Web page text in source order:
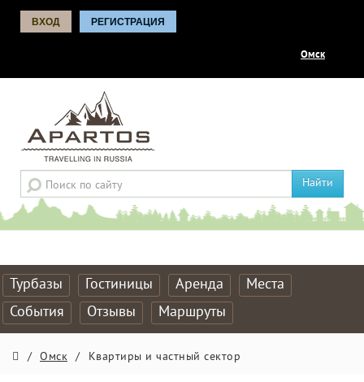
ВХОД РЕГИСТРАЦИЯ
Омск
Найти
Турбазы Гостиницы Аренда
Места
События
Отзывы Маршруты
/ Омск / Квартиры и частный сектор